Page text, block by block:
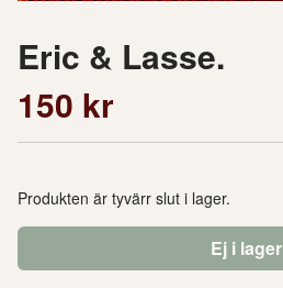
Eric & Lasse.
150 kr
Produkten är tyvärr slut i lager.
Ej i lager